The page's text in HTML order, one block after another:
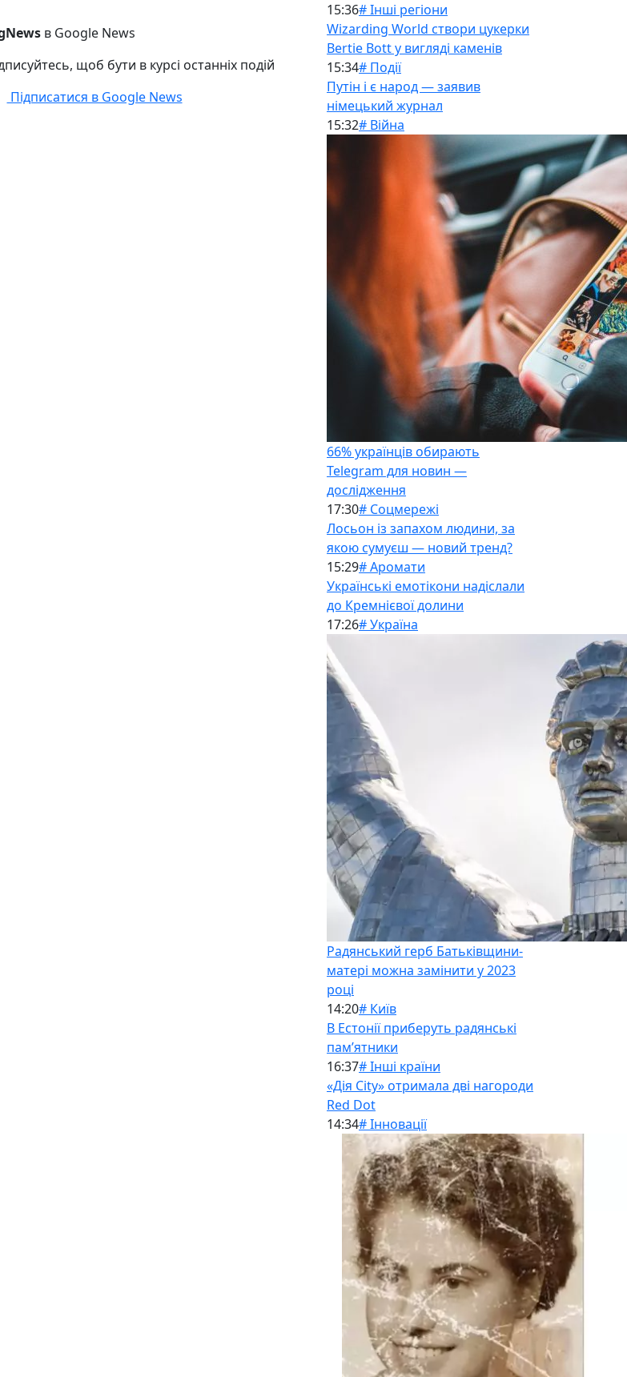
в Google News
щоб бути в курсі останніх подій
Підписатися в Google News
15:36# Інші регіони
Wizarding World створи цукерки
Bertie Bott у вигляді каменів
15:34# Події
Путін і є народ — заявив
німецький журнал
15:32# Війна
66% українців обирають
Telegram для новин —
дослідження
17:30# Соцмережі
Лосьон із запахом людини, за
якою сумуєш — новий тренд?
15:29# Аромати
Українські емотікони надіслали
до Кремнієвої долини
17:26# Україна
Радянський герб Батьківщини-
матері можна замінити у 2023
році
14:20# Київ
В Естонії приберуть радянські
памʼятники
16:37# Інші країни
«Дія City» отримала дві нагороди
Red Dot
14:34# Інновації